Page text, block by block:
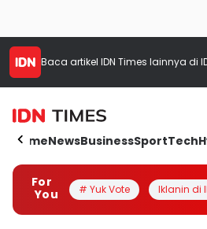
Baca artikel IDN Times lainnya di
HomeNewsBusinessSportTech
For
You
# Yuk Vote Iklanin di